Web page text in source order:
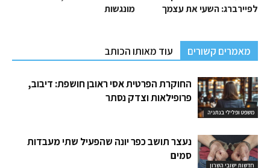
מונגשות
לפיירברג: השעי את עצמך
מאמרים קשורים עוד מאותו הכותב
משפט ופלילי בנתניה
החוקרת הפרטית אסי ראובן חושפת: דיבוב,
פרופילאות וצדק נסתר
חדשות ישובי השרון
נעצר תושב כפר יונה שהפעיל שתי מעבדות
סמים